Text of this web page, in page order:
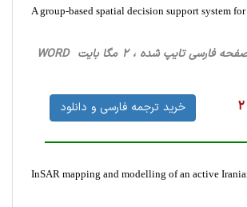
A group-based spatial decision support system
خرید ترجمه فارسی و دانلود
InSAR mapping and modelling of an active